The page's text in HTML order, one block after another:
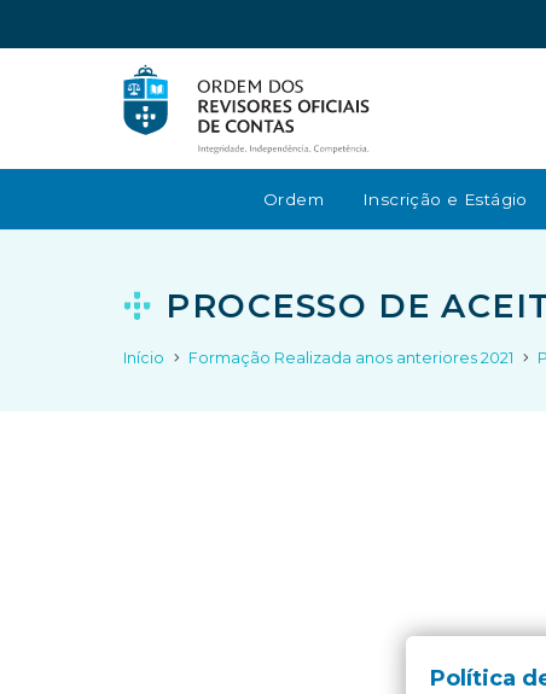
Ordem Inscrição e Estágio
PROCESSO DE
Início Formação Realizada anos anteriores 2021
Política